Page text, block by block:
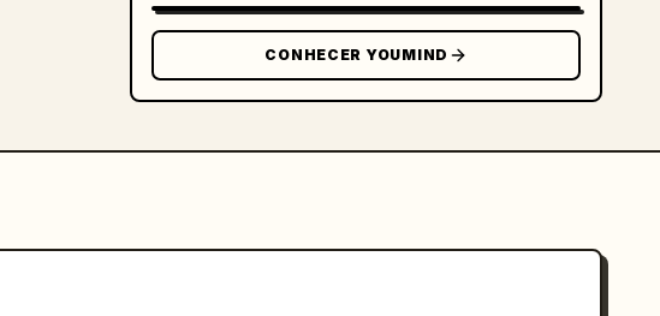
CONHECER YOUMIND